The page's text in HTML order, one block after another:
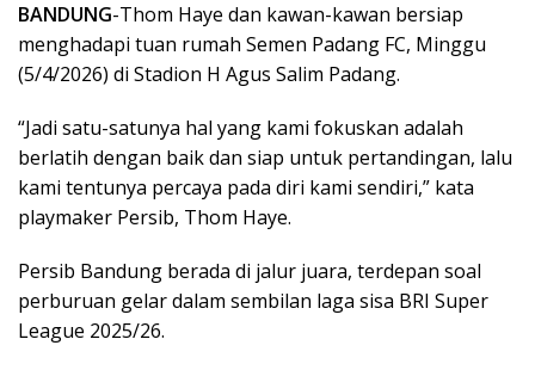
BANDUNG-Thom Haye dan kawan-kawan bersiap
menghadapi tuan rumah Semen Padang FC, Minggu
(5/4/2026) di Stadion H Agus Salim Padang.
“Jadi satu-satunya hal yang kami fokuskan adalah
berlatih dengan baik dan siap untuk pertandingan, lalu
kami tentunya percaya pada diri kami sendiri,” kata
playmaker Persib, Thom Haye.
Persib Bandung berada di jalur juara, terdepan soal
perburuan gelar dalam sembilan laga sisa BRI Super
League 2025/26.